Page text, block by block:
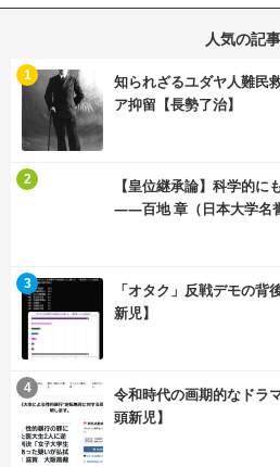
人気の記事
知られざるユダヤ人難民
ア抑留【長勢了治】
1
【皇位継承論】科学的に
――百地 章（日本大学名
2
「オタク」反戦デモの
新児】
3
令和時代の画期的なドラ
頭新児】
4